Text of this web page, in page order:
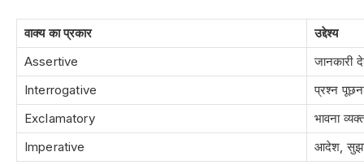
वाक्य का प्रकार
उद्देश्य
Assertive
जानकारी
Interrogative
प्रश्न
Exclamatory
भावना
Imperative
आदेश,